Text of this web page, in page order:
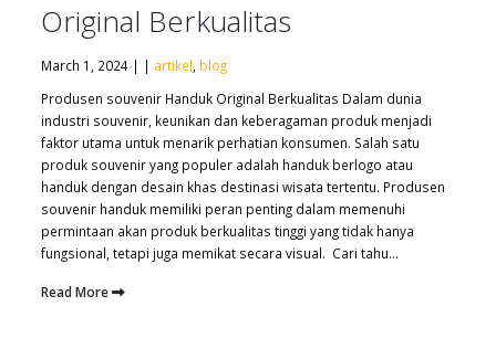
Original Berkualitas
March 1, 2024 | | artikel blog
Produsen souvenir Handuk Original Berkualitas Dalam dunia
industri souvenir, keunikan dan keberagaman produk menjadi
faktor utama untuk menarik perhatian konsumen. Salah satu
produk souvenir yang populer adalah handuk berlogo atau
handuk dengan desain khas destinasi wisata tertentu. Produsen
souvenir handuk memiliki peran penting dalam memenuhi
permintaan akan produk berkualitas tinggi yang tidak hanya
fungsional, tetapi juga memikat secara visual. Cari tahu...
Read More